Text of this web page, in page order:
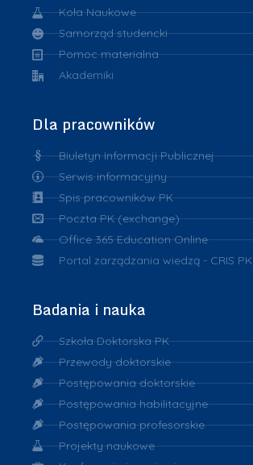
Koła Naukowe
Samorząd studencki
Pomoc materialna
Akademiki
Dla pracowników
Biuletyn Informacji Publicznej
Serwis informacyjny
Spis pracowników PK
Poczta PK (exchange)
Office 365 Education Online
Portal zarządzania wiedzą - CRIS PK
Badania i nauka
Szkoła Doktorska PK
Przewody doktorskie
Postępowania doktorskie
Postępowania habilitacyjne
Postępowania profesorskie
Projekty naukowe